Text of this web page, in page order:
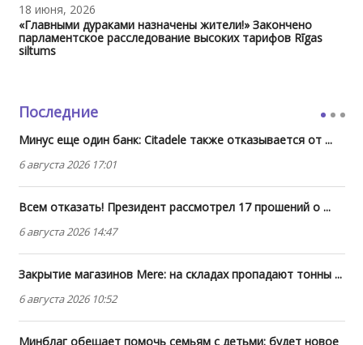
18 июня, 2026
«Главными дураками назначены жители!» Закончено
парламентское расследование высоких тарифов Rīgas
siltums
Последние
Минус еще один банк: Citadele также отказывается от ...
6 августа 2026 17:01
Всем отказать! Президент рассмотрел 17 прошений о ...
6 августа 2026 14:47
Закрытие магазинов Mere: на складах пропадают тонны ...
6 августа 2026 10:52
Минблаг обещает помочь семьям с детьми: будет новое